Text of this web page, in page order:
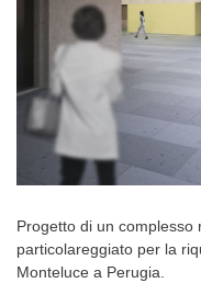
Progetto di un complesso
particolareggiato per la
Monteluce a Perugia.